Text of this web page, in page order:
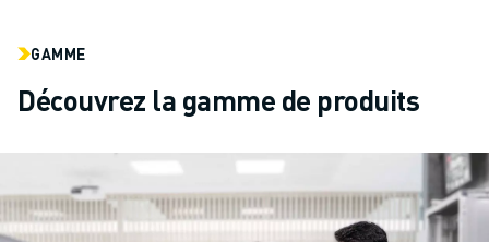
GAMME
Découvrez la gamme de produits